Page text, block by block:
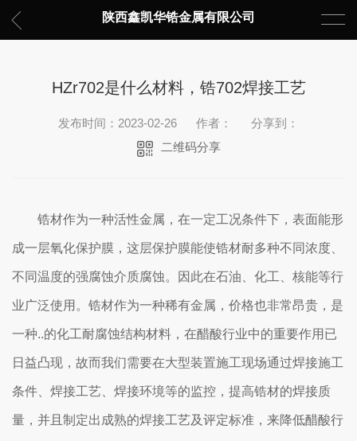
陕西鑫凯华锆金属有限公司
HZr702是什么材料，锆702焊接工艺
发布时间：2023-02-26 作者：
分享到：
二维码分享
锆材作为一种活性金属，在一定工况条件下，表面能形
成一层氧化保护膜，这层保护膜能使锆材耐多种不同浓度、
不同温度的强腐蚀介质腐蚀。因此在石油、化工、核能等行
业广泛使用。锆材作为一种稀有金属，价格也非常昂贵，是
一种..的化工耐腐蚀结构材料，在醋酸行业中的重要作用已
日益凸现，故而我们需要在大型装置施工现场通过焊接施工
条件、焊接工艺、焊接环境等的监控，提高锆材的焊接质
量，并且制定出成熟的焊接工艺及评定标准，来降低醋酸行